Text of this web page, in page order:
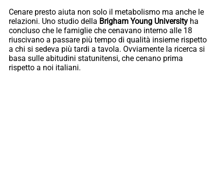
Cenare presto aiuta non solo il metabolismo ma anche le
relazioni. Uno studio della Brigham Young University ha
concluso che le famiglie che cenavano interno alle 18
riuscivano a passare più tempo di qualità insieme rispetto
a chi si sedeva più tardi a tavola. Ovviamente la ricerca si
basa sulle abitudini statunitensi, che cenano prima
rispetto a noi italiani.